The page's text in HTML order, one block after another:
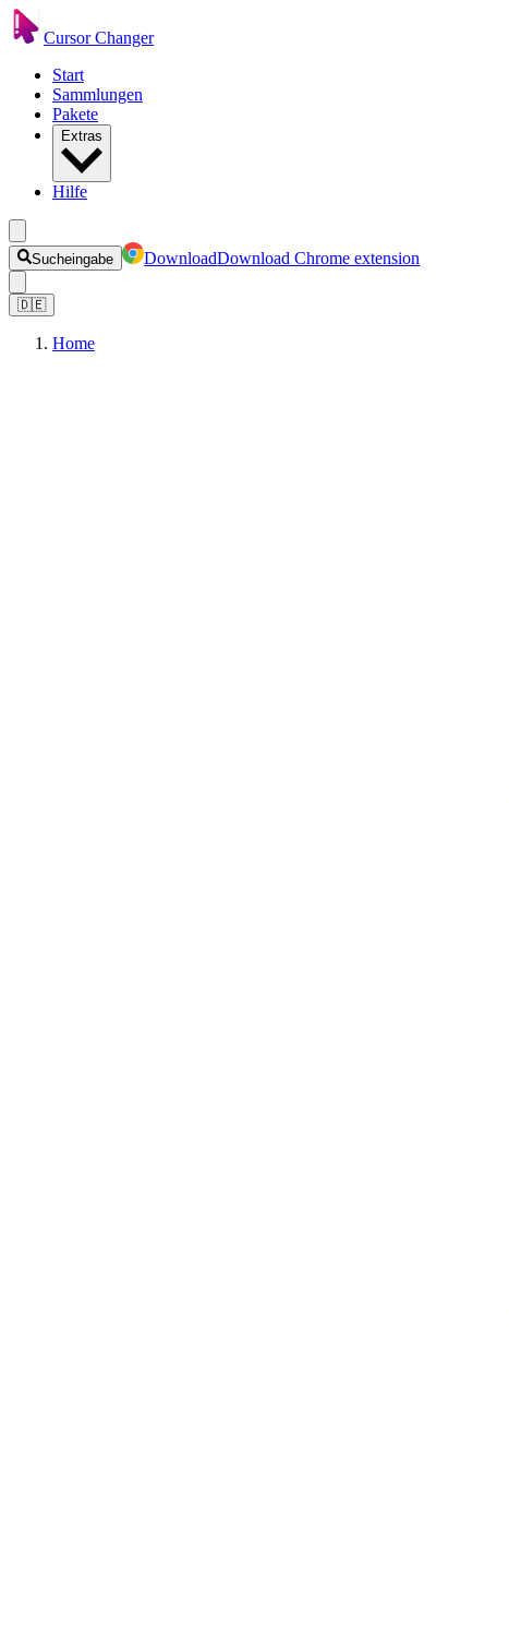
Cursor Changer
Start
Sammlungen
Pakete
Extras
Hilfe
Sucheingabe DownloadDownload Chrome extension
🇩🇪
Home